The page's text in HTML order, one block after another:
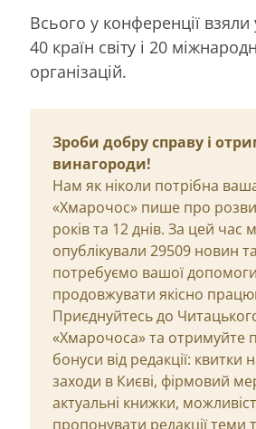
Всього у конференції
40 країн світу і 20
організацій.
Зроби добру справу і
винагороди!
Нам як ніколи потрібна
«Хмарочос» пише про
років та 12 днів. За цей час
опублікували 29509 новин
потребуємо вашої
продовжувати якісно
Приєднуйтесь до
«Хмарочоса» та отримуйте
бонуси від редакції: квитки
заходи в Києві, фірмовий
актуальні книжки,
пропонувати редакції теми